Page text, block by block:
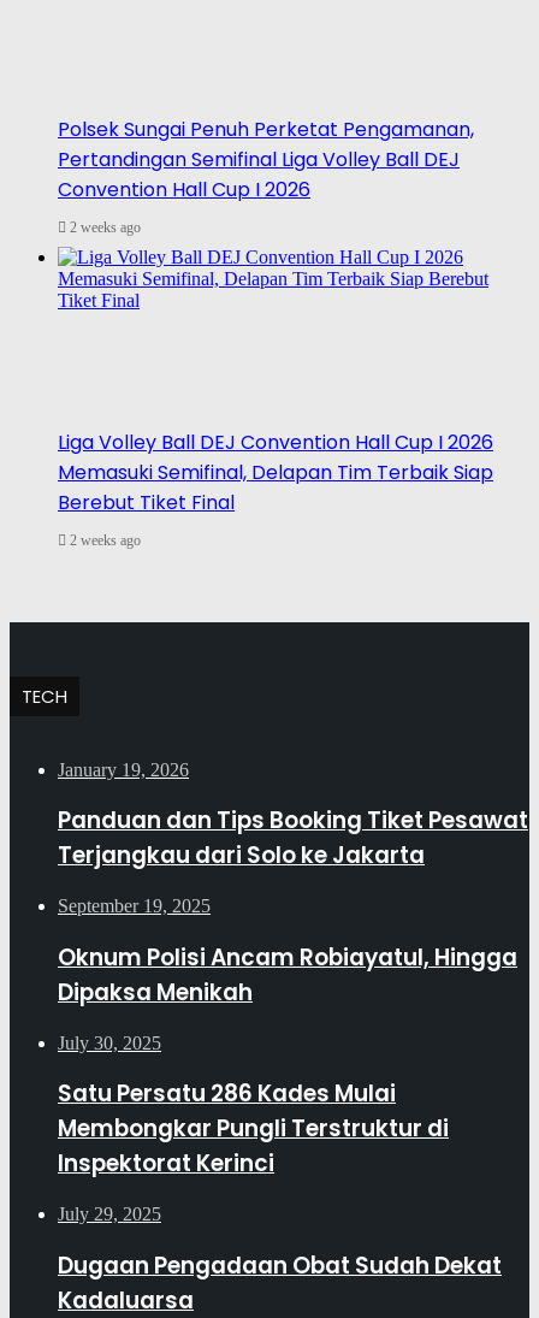
Polsek Sungai Penuh Perketat Pengamanan,
Pertandingan Semifinal Liga Volley Ball DEJ
Convention Hall Cup I 2026
2 weeks ago
Liga Volley Ball DEJ Convention Hall Cup I 2026
Memasuki Semifinal, Delapan Tim Terbaik Siap
Berebut Tiket Final
2 weeks ago
TECH
January 19, 2026
Panduan dan Tips Booking Tiket Pesawat
Terjangkau dari Solo ke Jakarta
September 19, 2025
Oknum Polisi Ancam Robiayatul, Hingga
Dipaksa Menikah
July 30, 2025
Satu Persatu 286 Kades Mulai
Membongkar Pungli Terstruktur di
Inspektorat Kerinci
July 29, 2025
Dugaan Pengadaan Obat Sudah Dekat
Kadaluarsa